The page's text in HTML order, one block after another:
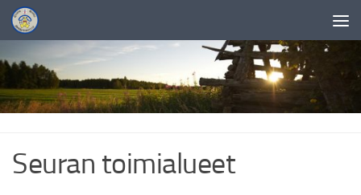
Skip to content
Seuran toimialueet